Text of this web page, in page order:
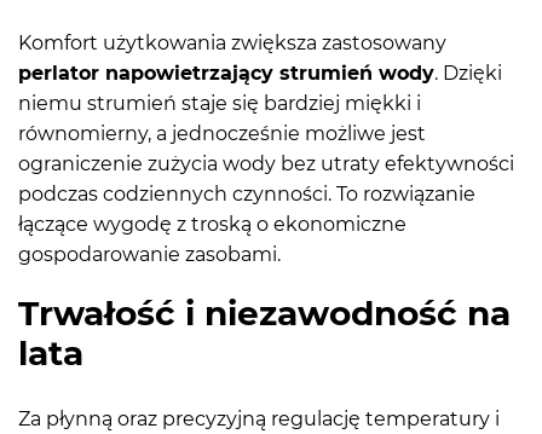
Komfort użytkowania zwiększa zastosowany
perlator napowietrzający strumień wody. Dzięki
niemu strumień staje się bardziej miękki i
równomierny, a jednocześnie możliwe jest
ograniczenie zużycia wody bez utraty efektywności
podczas codziennych czynności. To rozwiązanie
łączące wygodę z troską o ekonomiczne
gospodarowanie zasobami.
Trwałość i niezawodność na
lata
Za płynną oraz precyzyjną regulację temperatury i